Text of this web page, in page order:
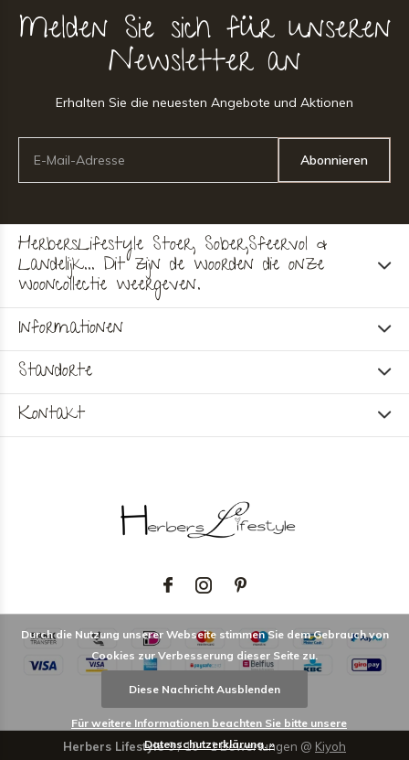
Melden Sie sich für unseren
Newsletter an
Erhalten Sie die neuesten Angebote und Aktionen
Abonnieren
HerbersLifestyle Stoer, Sober,Sfeervol &
Landelijk... Dit zijn de woorden die onze
wooncollectie weergeven.
Informationen
Standorte
Kontakt
Herbers Lifestyle9/10-1Bewertungen @ Kiyoh
Durch die Nutzung unserer Webseite stimmen Sie dem Gebrauch von
Cookies zur Verbesserung dieser Seite zu.
Diese Nachricht Ausblenden
Für weitere Informationen beachten Sie bitte unsere
Datenschutzerklärung. »